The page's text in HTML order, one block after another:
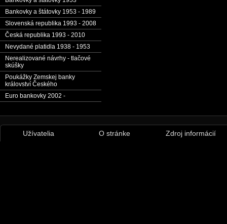
Bankovky a štátovky 1953 - 1989
Slovenská republika 1993 - 2008
Česká republika 1993 - 2010
Nevydané platidla 1938 - 1953
Nerealizované návrhy - tlačové
skúšky
Poukážky Zemskej banky
království Českého
Euro bankovky 2002 -
Užívatelia O stránke Zdroj informácií